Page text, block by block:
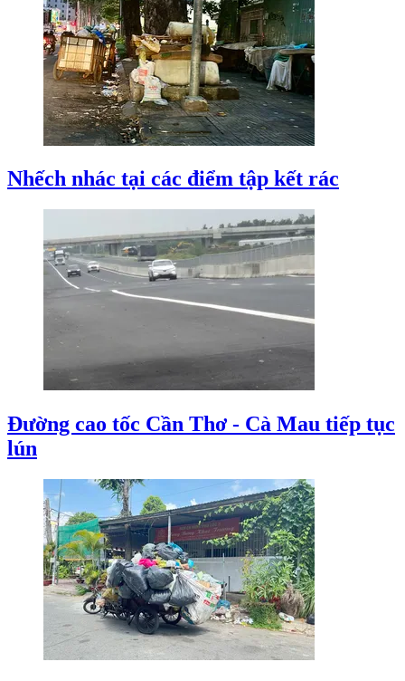
Nhếch nhác tại các điểm tập kết rác
Đường cao tốc Cần Thơ - Cà Mau tiếp tục
lún